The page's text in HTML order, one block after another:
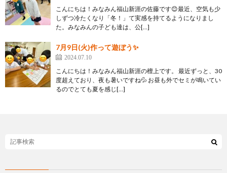
こんにちは！みなみん福山新涯の佐藤です😊最近、空気も少
しずつ冷たくなり「冬！」て実感を持てるようになりまし
た。みなみんの子ども達は、公[…]
7月9日(火)作って遊ぼう✨
2024.07.10
こんにちは！みなみん福山新涯の檀上です。 最近ずっと、30
度超えており、夜も暑いですね💦 お昼も外でセミが鳴いてい
るのでとても夏を感じ[…]